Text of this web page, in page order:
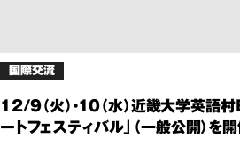
国際交流
12/9（火）・10（水）近畿大学英語
ートフェスティバル」（一般公開）を開